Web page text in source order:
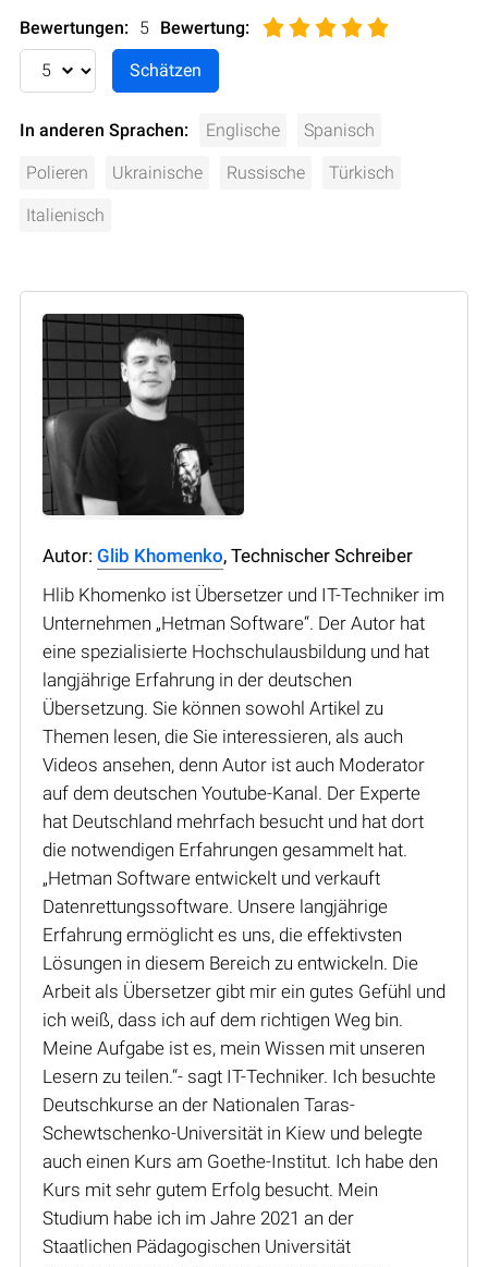
Bewertungen: 5 Bewertung:
In anderen Sprachen: Englische Spanisch
Polieren Ukrainische Russische Türkisch
Italienisch
Autor: Glib Khomenko, Technischer Schreiber
Hlib Khomenko ist Übersetzer und IT-Techniker im
Unternehmen „Hetman Software“. Der Autor hat
eine spezialisierte Hochschulausbildung und hat
langjährige Erfahrung in der deutschen
Übersetzung. Sie können sowohl Artikel zu
Themen lesen, die Sie interessieren, als auch
Videos ansehen, denn Autor ist auch Moderator
auf dem deutschen Youtube-Kanal. Der Experte
hat Deutschland mehrfach besucht und hat dort
die notwendigen Erfahrungen gesammelt hat.
„Hetman Software entwickelt und verkauft
Datenrettungssoftware. Unsere langjährige
Erfahrung ermöglicht es uns, die effektivsten
Lösungen in diesem Bereich zu entwickeln. Die
Arbeit als Übersetzer gibt mir ein gutes Gefühl und
ich weiß, dass ich auf dem richtigen Weg bin.
Meine Aufgabe ist es, mein Wissen mit unseren
Lesern zu teilen.“- sagt IT-Techniker. Ich besuchte
Deutschkurse an der Nationalen Taras-
Schewtschenko-Universität in Kiew und belegte
auch einen Kurs am Goethe-Institut. Ich habe den
Kurs mit sehr gutem Erfolg besucht. Mein
Studium habe ich im Jahre 2021 an der
Staatlichen Pädagogischen Universität